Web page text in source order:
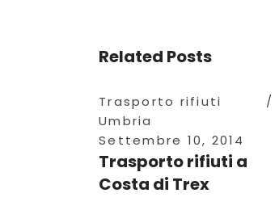
Related Posts
Trasporto rifiuti
Umbria
Settembre 10, 2014
Trasporto rifiuti a
Costa di Trex